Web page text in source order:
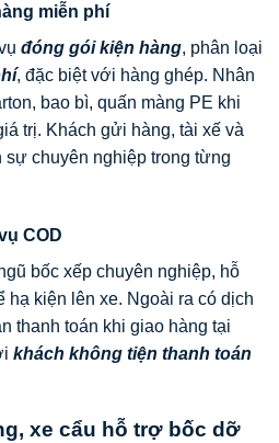
miễn phí
đóng gói kiện hàng, phân loại
, đặc biệt với hàng ghép. Nhân
bao bì, quấn màng PE khi
trị. Khách gửi hàng, tài xế và
chuyên nghiệp trong từng
COD
bốc xếp chuyên nghiệp, hỗ
hạ kiện lên xe. Ngoài ra có dịch
thanh toán khi giao hàng tại
khách không tiện thanh toán
xe cẩu hỗ trợ bốc dỡ